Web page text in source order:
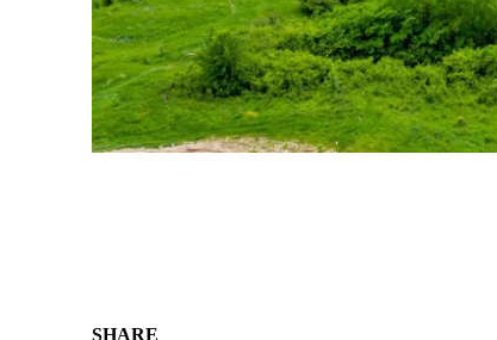
SHARE